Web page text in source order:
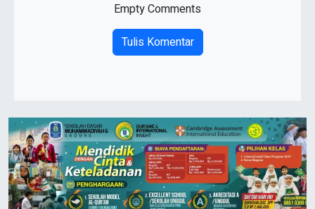
Empty Comments
Tulis Komentar